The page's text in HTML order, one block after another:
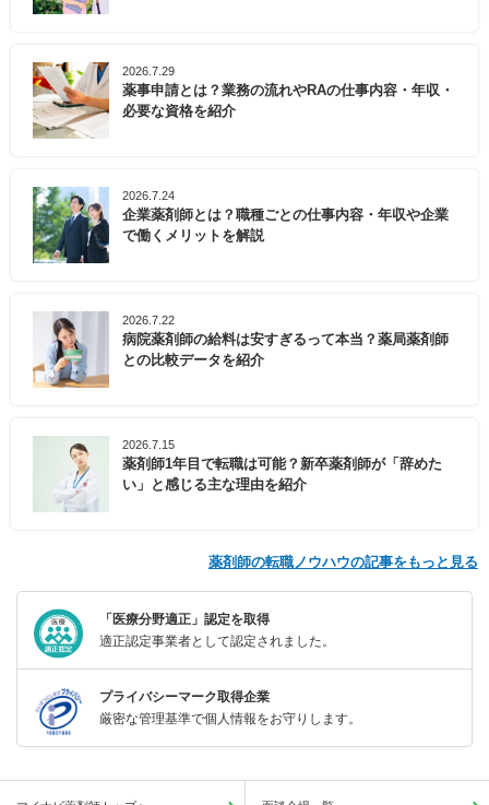
2026.7.29
薬事申請とは？業務の流れやRAの仕事内容・年収・
必要な資格を紹介
2026.7.24
企業薬剤師とは？職種ごとの仕事内容・年収や企業
で働くメリットを解説
2026.7.22
病院薬剤師の給料は安すぎるって本当？薬局薬剤師
との比較データを紹介
2026.7.15
薬剤師1年目で転職は可能？新卒薬剤師が「辞めた
い」と感じる主な理由を紹介
薬剤師の転職ノウハウの記事をもっと見る
「医療分野適正」認定を取得
適正認定事業者として認定されました。
プライバシーマーク取得企業
厳密な管理基準で個人情報をお守りします。